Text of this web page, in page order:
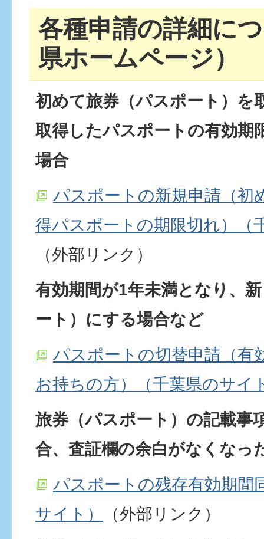
各種申請の詳細に
県ホームページ）
初めて旅券（パスポート）を
取得したパスポートの有効期
場合
パスポートの新規申請（初
得パスポートの期限切れ）（
（外部リンク）
有効期間が1年未満となり、
ート）にする場合など
パスポートの切替申請（有
お持ちの方）（千葉県のサイ
旅券（パスポート）の記載事
合、査証欄の余白がなくなっ
パスポートの残存有効期間
サイト）
（外部リンク）